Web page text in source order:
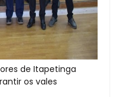
de Itapetinga
os vales